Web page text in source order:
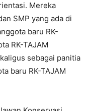
Mereka
SMP yang ada di
baru RK-
RK-TAJAM
sebagai panitia
baru RK-TAJAM